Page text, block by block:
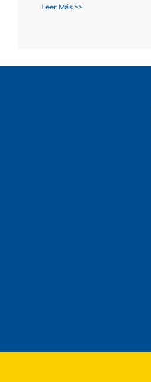
Leer Más >>